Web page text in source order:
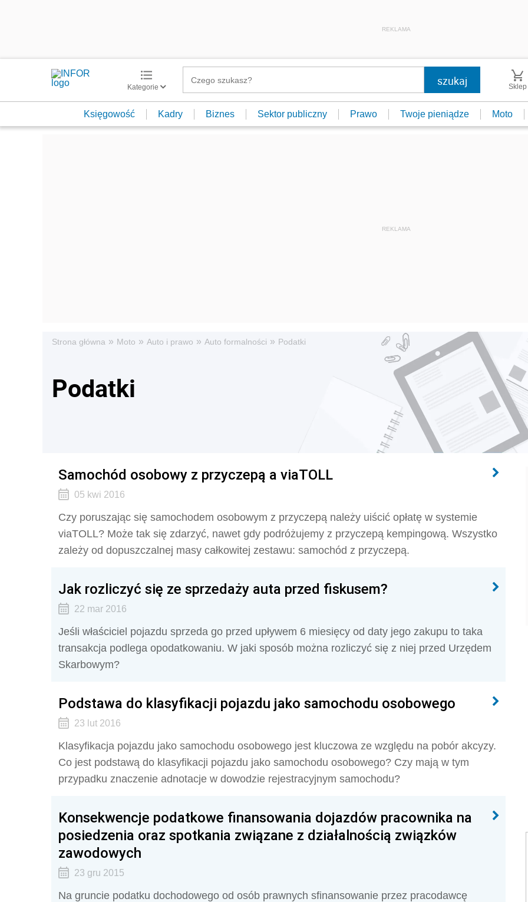
REKLAMA
Kategorie Sklep
Księgowość Kadry Biznes Sektor publiczny Prawo Twoje pieniądze Moto
Strona główna » Moto » Auto i prawo » Auto formalności » Podatki
Podatki
Samochód osobowy z przyczepą a viaTOLL
05 kwi 2016
Czy poruszając się samochodem osobowym z przyczepą należy uiścić opłatę w systemie
viaTOLL? Może tak się zdarzyć, nawet gdy podróżujemy z przyczepą kempingową. Wszystko
zależy od dopuszczalnej masy całkowitej zestawu: samochód z przyczepą.
Jak rozliczyć się ze sprzedaży auta przed fiskusem?
22 mar 2016
Jeśli właściciel pojazdu sprzeda go przed upływem 6 miesięcy od daty jego zakupu to taka
transakcja podlega opodatkowaniu. W jaki sposób można rozliczyć się z niej przed Urzędem
Skarbowym?
Podstawa do klasyfikacji pojazdu jako samochodu osobowego
23 lut 2016
Klasyfikacja pojazdu jako samochodu osobowego jest kluczowa ze względu na pobór akcyzy.
Co jest podstawą do klasyfikacji pojazdu jako samochodu osobowego? Czy mają w tym
przypadku znaczenie adnotacje w dowodzie rejestracyjnym samochodu?
Konsekwencje podatkowe finansowania dojazdów pracownika na
posiedzenia oraz spotkania związane z działalnością związków
zawodowych
23 gru 2015
Na gruncie podatku dochodowego od osób prawnych sfinansowanie przez pracodawcę